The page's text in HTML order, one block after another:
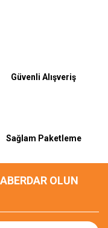
Güvenli Alışveriş
Sağlam Paketleme
OLUN